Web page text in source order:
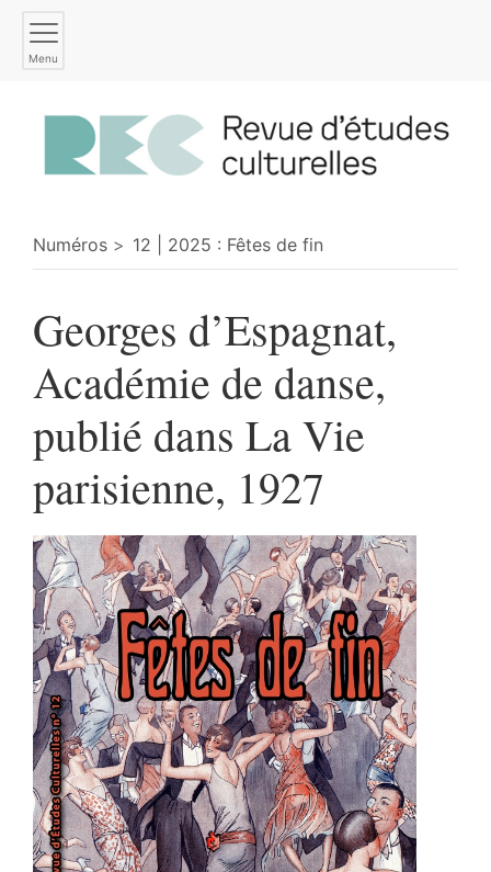
Menu
Numéros 12 | 2025 : Fêtes de fin
Georges d’Espagnat,
Académie de danse,
publié dans La Vie
parisienne, 1927